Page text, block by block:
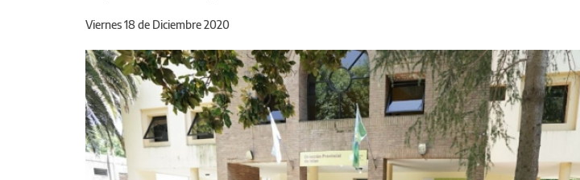
Viernes 18 de Diciembre 2020